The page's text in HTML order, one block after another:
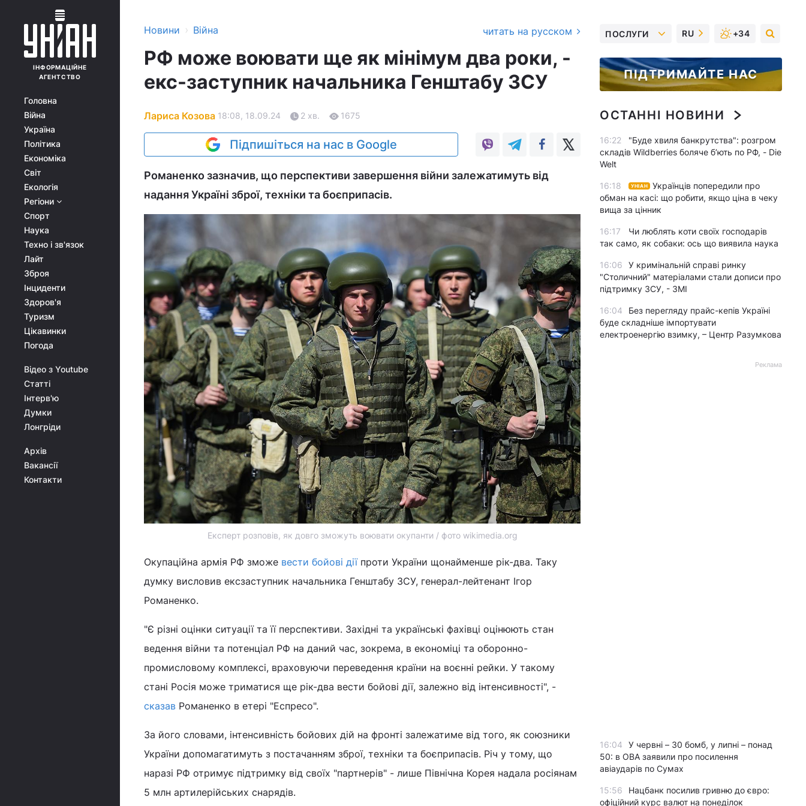
ІНФОРМАЦІЙНЕ
АГЕНТСТВО
Головна
Війна
Україна
Політика
Економіка
Світ
Екологія
Регіони
Спорт
Наука
Техно і зв'язок
Лайт
Зброя
Інциденти
Здоров'я
Туризм
Цікавинки
Погода
Відео з Youtube
Статті
Інтерв'ю
Думки
Лонгріди
Архів
Вакансії
Контакти
Новини › Війна читать на русском
РФ може воювати ще як мінімум два роки, -
екс-заступник начальника Генштабу ЗСУ
Лариса Козова 18:08, 18.09.24 2 хв. 1675
Підпишіться на нас в Google
Романенко зазначив, що перспективи завершення війни залежатимуть від
надання Україні зброї, техніки та боєприпасів.
Експерт розповів, як довго зможуть воювати окупанти / фото wikimedia.org
Окупаційна армія РФ зможе вести бойові діїпроти України щонайменше рік-два. Таку
думку висловив ексзаступник начальника Генштабу ЗСУ, генерал-лейтенант Ігор
Романенко.
"Є різні оцінки ситуації та її перспективи. Західні та українські фахівці оцінюють стан
ведення війни та потенціал РФ на даний час, зокрема, в економіці та оборонно-
промисловому комплексі, враховуючи переведення країни на воєнні рейки. У такому
стані Росія може триматися ще рік-два вести бойові дії, залежно від інтенсивності", -
сказав Романенко в етері "Еспресо".
За його словами, інтенсивність бойових дій на фронті залежатиме від того, як союзники
України допомагатимуть з постачанням зброї, техніки та боєприпасів. Річ у тому, що
наразі РФ отримує підтримку від своїх "партнерів" - лише Північна Корея надала росіянам
5 млн артилерійських снарядів.
ПОСЛУГИ RU +34
ПІДТРИМАЙТЕ НАС
ОСТАННІ НОВИНИ
16:22
"Буде хвиля банкрутства": розгром
складів Wildberries боляче бʼють по РФ, - Die
Welt
16:18 УНІАН
Українців попередили про
обман на касі: що робити, якщо ціна в чеку
вища за цінник
16:17
Чи люблять коти своїх господарів
так само, як собаки: ось що виявила наука
16:06
У кримінальній справі ринку
"Столичний" матеріалами стали дописи про
підтримку ЗСУ, - ЗМІ
16:04
Без перегляду прайс-кепів Україні
буде складніше імпортувати
електроенергію взимку, – Центр Разумкова
Реклама
16:04
У червні – 30 бомб, у липні – понад
50: в ОВА заявили про посилення
авіаударів по Сумах
15:56
Нацбанк посилив гривню до євро:
офіційний курс валют на понеділок